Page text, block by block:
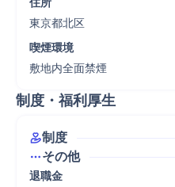
東京都北区
喫煙環境
敷地内全面禁煙
制度・福利厚生
制度
その他
退職金